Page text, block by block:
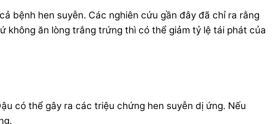
bệnh hen suyễn. Các nghiên cứu gần đây đã chỉ ra rằng
không ăn lòng trắng trứng thì có thể giảm tỷ lệ tái phát của
có thể gây ra các triệu chứng hen suyễn dị ứng. Nếu